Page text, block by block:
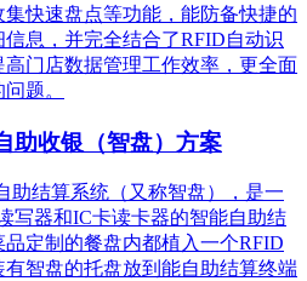
快速盘点等功能，能防备快捷的
息，并完全结合了RFID自动识
门店数据管理工作效率，更全面
题。
助收银（智盘）方案
助结算系统（又称智盘），是一
写器和IC卡读卡器的智能自助结
定制的餐盘内都植入一个RFID
智盘的托盘放到能自助结算终端